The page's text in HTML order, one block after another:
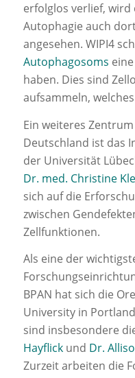
erfolglos verlief,
Autophagie auch
angesehen. WIPI4
Autophagosoms
haben. Dies sind
aufsammeln,
Ein weiteres
Deutschland ist das
der Universität
Dr. med. Christine
sich auf die
zwischen
Zellfunktionen.
Als eine der
BPAN hat sich die
University in
sind insbesondere
Hayflickund Dr.
Zurzeit arbeiten die